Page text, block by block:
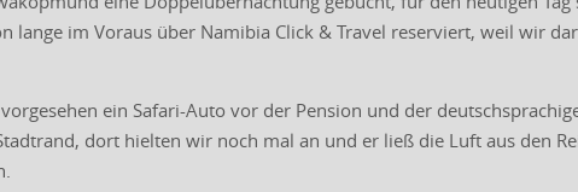
lange im Voraus über Namibia Click & Travel reserviert, weil wir
ein Safari-Auto vor der Pension und der
dort hielten wir noch mal an und er ließ die Luft aus den